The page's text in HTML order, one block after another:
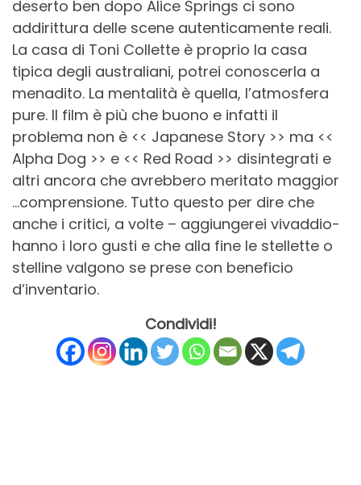
deserto ben dopo Alice Springs ci sono
addirittura delle scene autenticamente reali.
La casa di Toni Collette è proprio la casa
tipica degli australiani, potrei conoscerla a
menadito. La mentalità è quella, l’atmosfera
pure. Il film è più che buono e infatti il
problema non è << Japanese Story >> ma <<
Alpha Dog >> e << Red Road >> disintegrati e
altri ancora che avrebbero meritato maggior
…comprensione. Tutto questo per dire che
anche i critici, a volte – aggiungerei vivaddio-
hanno i loro gusti e che alla fine le stellette o
stelline valgono se prese con beneficio
d’inventario.
Condividi!